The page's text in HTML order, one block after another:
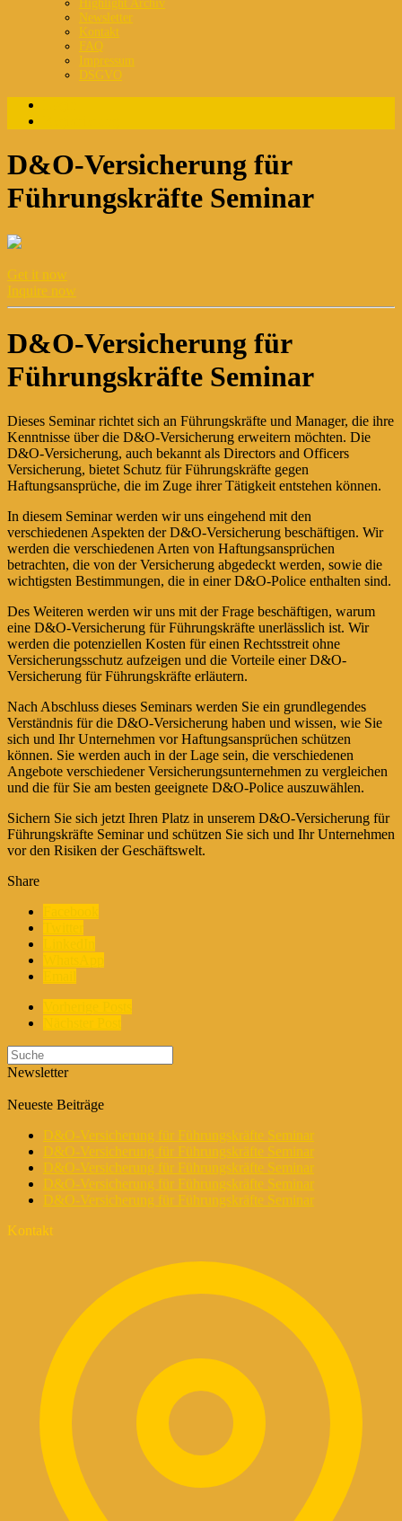
Highlight Archiv
Newsletter
Kontakt
FAQ
Impressum
DSGVO
D&O-Versicherung für
Führungskräfte Seminar
Get it now
Inquire now
D&O-Versicherung für
Führungskräfte Seminar
Dieses Seminar richtet sich an Führungskräfte und Manager, die ihre
Kenntnisse über die D&O-Versicherung erweitern möchten. Die
D&O-Versicherung, auch bekannt als Directors and Officers
Versicherung, bietet Schutz für Führungskräfte gegen
Haftungsansprüche, die im Zuge ihrer Tätigkeit entstehen können.
In diesem Seminar werden wir uns eingehend mit den
verschiedenen Aspekten der D&O-Versicherung beschäftigen. Wir
werden die verschiedenen Arten von Haftungsansprüchen
betrachten, die von der Versicherung abgedeckt werden, sowie die
wichtigsten Bestimmungen, die in einer D&O-Police enthalten sind.
Des Weiteren werden wir uns mit der Frage beschäftigen, warum
eine D&O-Versicherung für Führungskräfte unerlässlich ist. Wir
werden die potenziellen Kosten für einen Rechtsstreit ohne
Versicherungsschutz aufzeigen und die Vorteile einer D&O-
Versicherung für Führungskräfte erläutern.
Nach Abschluss dieses Seminars werden Sie ein grundlegendes
Verständnis für die D&O-Versicherung haben und wissen, wie Sie
sich und Ihr Unternehmen vor Haftungsansprüchen schützen
können. Sie werden auch in der Lage sein, die verschiedenen
Angebote verschiedener Versicherungsunternehmen zu vergleichen
und die für Sie am besten geeignete D&O-Police auszuwählen.
Sichern Sie sich jetzt Ihren Platz in unserem D&O-Versicherung für
Führungskräfte Seminar und schützen Sie sich und Ihr Unternehmen
vor den Risiken der Geschäftswelt.
Share
Newsletter
Neueste Beiträge
D&O-Versicherung für Führungskräfte Seminar
D&O-Versicherung für Führungskräfte Seminar
D&O-Versicherung für Führungskräfte Seminar
D&O-Versicherung für Führungskräfte Seminar
D&O-Versicherung für Führungskräfte Seminar
Kontakt